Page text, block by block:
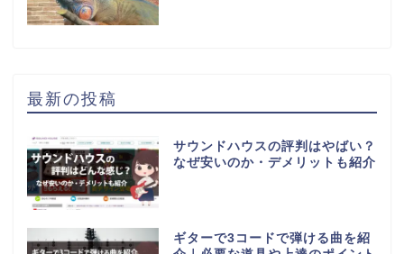
最新の投稿
サウンドハウスの評判はやばい？
なぜ安いのか・デメリットも紹介
ギターで3コードで弾ける曲を紹